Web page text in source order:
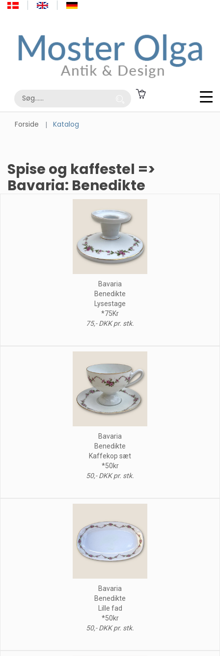
Forside Katalog
Spise og kaffestel =>
Bavaria: Benedikte
Bavaria
Benedikte
Lysestage
*75Kr
75,- DKK pr. stk.
Bavaria
Benedikte
Kaffekop sæt
*50kr
50,- DKK pr. stk.
Bavaria
Benedikte
Lille fad
*50kr
50,- DKK pr. stk.